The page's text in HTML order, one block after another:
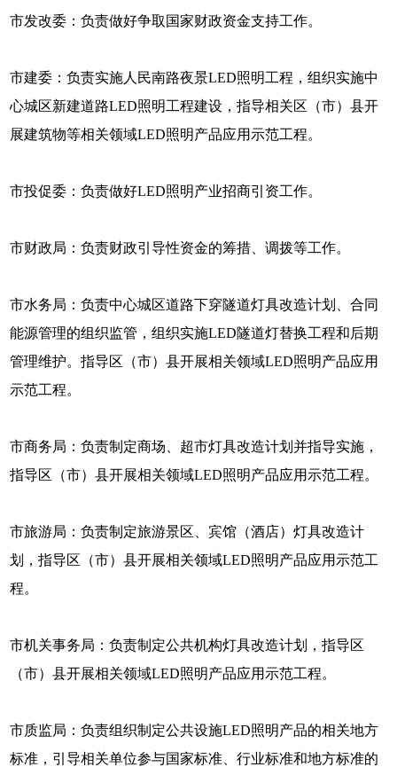
市发改委：负责做好争取国家财政资金支持工作。
市建委：负责实施人民南路夜景LED照明工程，组织实施中
心城区新建道路LED照明工程建设，指导相关区（市）县开
展建筑物等相关领域LED照明产品应用示范工程。
市投促委：负责做好LED照明产业招商引资工作。
市财政局：负责财政引导性资金的筹措、调拨等工作。
市水务局：负责中心城区道路下穿隧道灯具改造计划、合同
能源管理的组织监管，组织实施LED隧道灯替换工程和后期
管理维护。指导区（市）县开展相关领域LED照明产品应用
示范工程。
市商务局：负责制定商场、超市灯具改造计划并指导实施，
指导区（市）县开展相关领域LED照明产品应用示范工程。
市旅游局：负责制定旅游景区、宾馆（酒店）灯具改造计
划，指导区（市）县开展相关领域LED照明产品应用示范工
程。
市机关事务局：负责制定公共机构灯具改造计划，指导区
（市）县开展相关领域LED照明产品应用示范工程。
市质监局：负责组织制定公共设施LED照明产品的相关地方
标准，引导相关单位参与国家标准、行业标准和地方标准的